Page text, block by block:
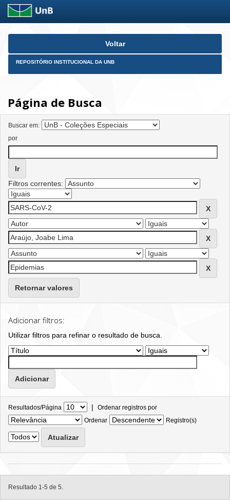
Skip
Voltar
REPOSITÓRIO INSTITUCIONAL DA UNB
Página de Busca
Buscar em:
por
Filtros correntes:
Retornar valores
Adicionar filtros:
Utilizar filtros para refinar o resultado de busca.
Resultados/Página | Ordenar registros por
Ordenar
Registro(s)
Resultado 1-5 de 5.